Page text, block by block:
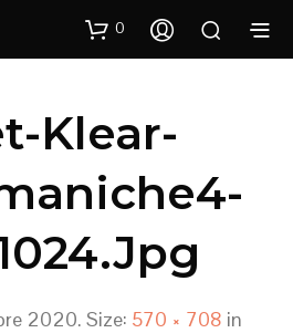
0
Klear-
2020. Size: 570 × 708 in